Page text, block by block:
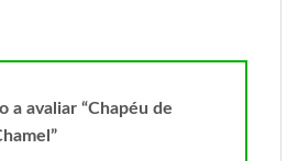
a avaliar “Chapéu de